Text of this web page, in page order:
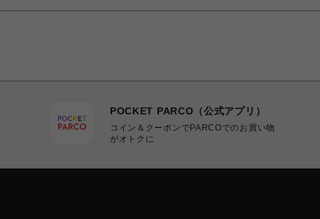
POCKET PARCO（公式アプリ）
コイン＆クーポンでPARCOでのお買い物
がオトクに